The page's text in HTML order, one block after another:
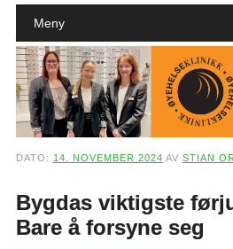
Main menu
Meny
DATO: 14. NOVEMBER 2024 AV STIAN
Bygdas viktigste
Bare å forsyne seg